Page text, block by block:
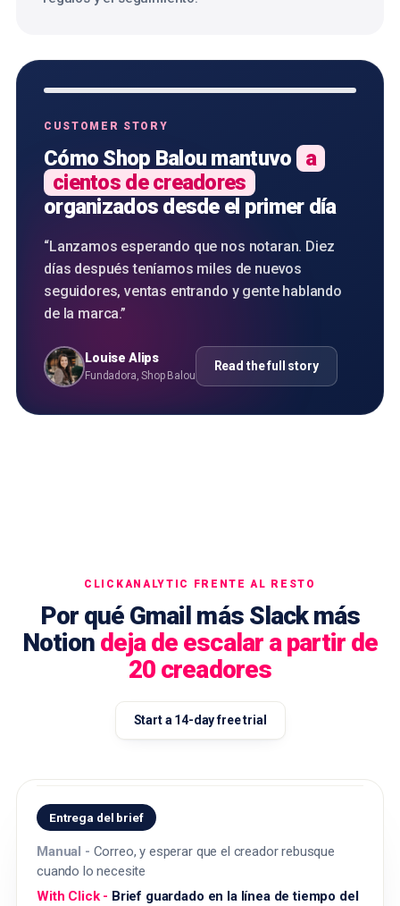
CUSTOMER STORY
Cómo Shop Balou mantuvo
a
cientos de creadores
organizados desde el primer día
“Lanzamos esperando que nos notaran. Diez
días después teníamos miles de nuevos
seguidores, ventas entrando y gente hablando
de la marca.”
Louise Alips
Fundadora, Shop Balou
Read the full story
CLICKANALYTIC FRENTE AL RESTO
Por qué Gmail más Slack más
Notion deja de escalar a partir de
20 creadores
Start a 14-day free trial
Entrega del brief
Correo, y esperar que el creador rebusque
cuando lo necesite
Brief guardado en la línea de tiempo del